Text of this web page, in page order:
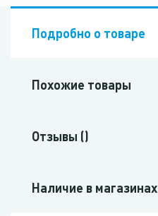
Подробно о товаре
Похожие товары
Отзывы ()
Наличие в магазинах